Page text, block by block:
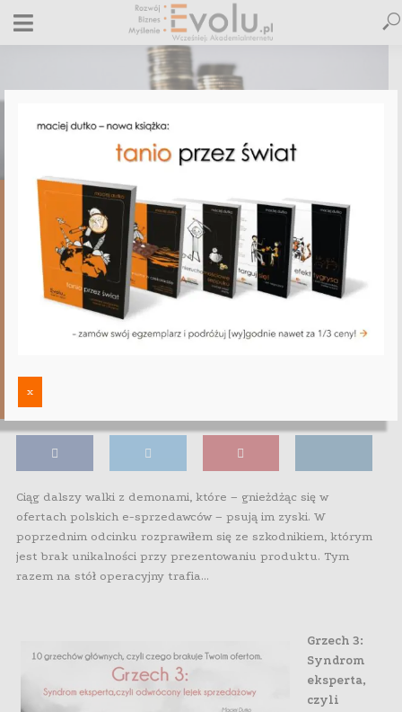
ALLEGRO, COPYWRITING,E-BIZNES,E-MARKETING ,NLP
10 grzechów głównych, czyli czego
brakuje Twoim ofertom. Grzech 3:
Syndrom eksperta, czyli odwrócony
lejek sprzedażowy
27 listopada 2012 2 komentarze Maciej Dutko 6 minut czytania
Ciąg dalszy walki z demonami, które – gnieżdżąc się w
ofertach polskich e-sprzedawców – psują im zyski. W
poprzednim odcinku rozprawiłem się ze szkodnikiem, którym
jest brak unikalności przy prezentowaniu produktu. Tym
razem na stół operacyjny trafia…
Grzech 3:
Syndrom
eksperta,
czyli
x